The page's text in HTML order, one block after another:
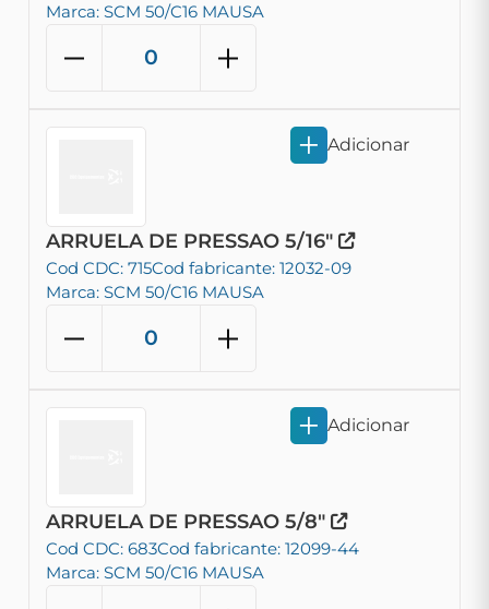
Marca: SCM 50/C16 MAUSA
ARRUELA DE PRESSAO 5/16"
Cod CDC: 715Cod fabricante: 12032-09
Marca: SCM 50/C16 MAUSA
Adicionar
ARRUELA DE PRESSAO 5/8"
Cod CDC: 683Cod fabricante: 12099-44
Marca: SCM 50/C16 MAUSA
Adicionar